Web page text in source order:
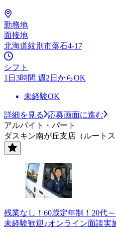
勤務地
面接地
北海道紋別市落石4-17
シフト
1日3時間 週2日からOK
未経験OK
詳細を見る
応募画面に進む
アルバイト・パート
ダスキン南が丘支店（ルートス
残業なし！60歳定年制！20代
未経験歓迎♪オンライン面談実